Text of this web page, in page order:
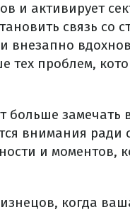
и активирует
связь со
проблем,
больше замечать
внимания ради
и моментов,
когда